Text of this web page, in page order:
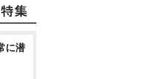
に潜